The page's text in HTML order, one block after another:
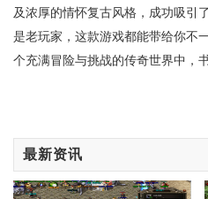
及浓厚的情怀复古风格，成功吸引
是老玩家，这款游戏都能带给你不
个充满冒险与挑战的传奇世界中，
最新资讯